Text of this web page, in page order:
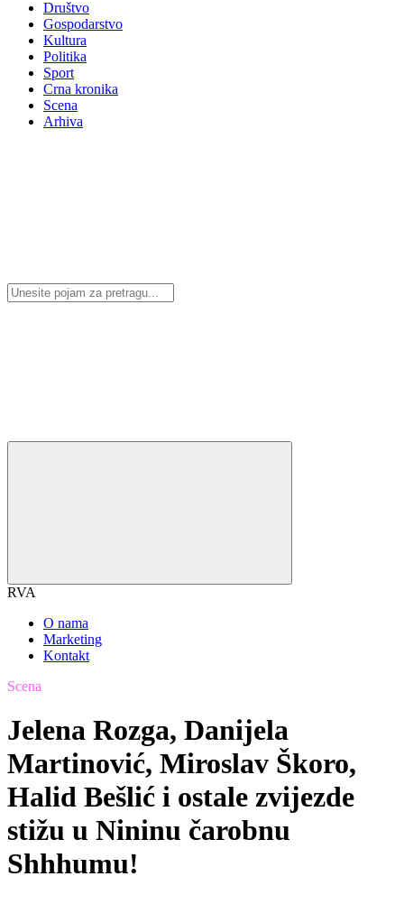
Društvo
Gospodarstvo
Kultura
Politika
Sport
Crna kronika
Scena
Arhiva
RVA
O nama
Marketing
Kontakt
Scena
Jelena Rozga, Danijela
Martinović, Miroslav Škoro,
Halid Bešlić i ostale zvijezde
stižu u Nininu čarobnu
Shhhumu!